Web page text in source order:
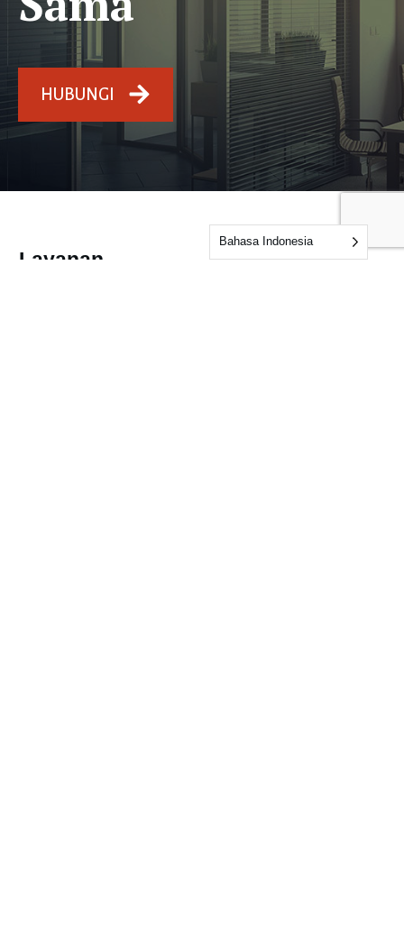
HUBUNGI
Layanan
Bahasa Indonesia